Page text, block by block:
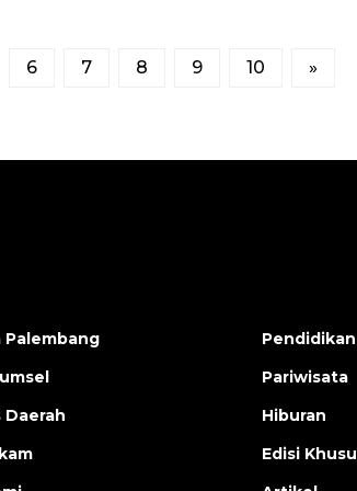
6 7 8 9 10 »
Pariwisata
Hiburan
Edisi